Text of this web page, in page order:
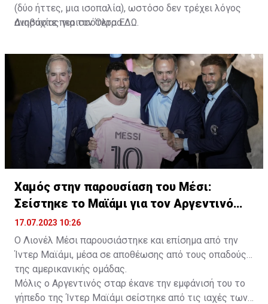
(δύο ήττες, μια ισοπαλία), ωστόσο δεν τρέχει λόγος
ανησυχίας για τον Όλτρα.
Διαβάστε περισσότεραΕΔΩ.
Χαμός στην παρουσίαση του Μέσι:
Σείστηκε το Μαϊάμι για τον Αργεντινό
σταρ
17.07.2023 10:26
Ο Λιονέλ Μέσι παρουσιάστηκε και επίσημα από την
Ίντερ Μαϊάμι, μέσα σε αποθέωσης από τους οπαδούς
της αμερικανικής ομάδας.
Μόλις ο Αργεντινός σταρ έκανε την εμφάνισή του το
γήπεδο της Ίντερ Μαϊάμι σείστηκε από τις ιαχές των